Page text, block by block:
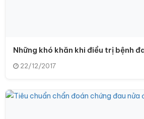
Những khó khăn khi điều trị bệnh
22/12/2017